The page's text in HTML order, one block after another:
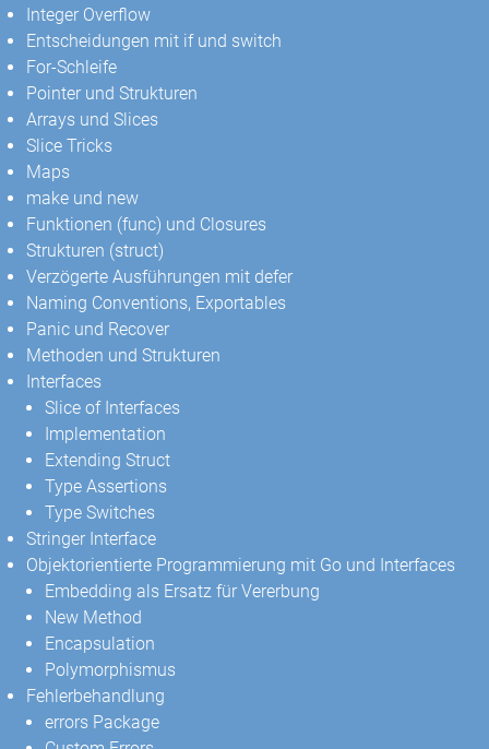
Integer Overflow
Entscheidungen mit if und switch
For-Schleife
Pointer und Strukturen
Arrays und Slices
Slice Tricks
Maps
make und new
Funktionen (func) und Closures
Strukturen (struct)
Verzögerte Ausführungen mit defer
Naming Conventions, Exportables
Panic und Recover
Methoden und Strukturen
Interfaces
Slice of Interfaces
Implementation
Extending Struct
Type Assertions
Type Switches
Stringer Interface
Objektorientierte Programmierung mit Go und Interfaces
Embedding als Ersatz für Vererbung
New Method
Encapsulation
Polymorphismus
Fehlerbehandlung
errors Package